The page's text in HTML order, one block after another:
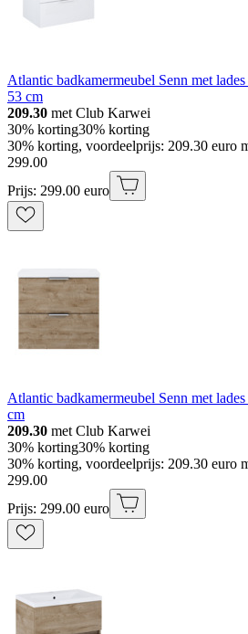
Atlantic badkamermeubel Senn met
53 cm
209.30 met Club Karwei
30% korting30% korting
30% korting, voordeelprijs: 209.30 euro
299.00
Prijs: 299.00 euro
Atlantic badkamermeubel Senn met
cm
209.30 met Club Karwei
30% korting30% korting
30% korting, voordeelprijs: 209.30 euro
299.00
Prijs: 299.00 euro